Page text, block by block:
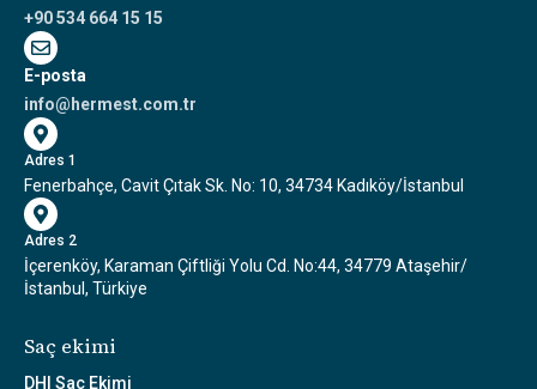
+90 534 664 15 15
E-posta
info@hermest.com.tr
Adres 1
Fenerbahçe, Cavit Çıtak Sk. No: 10, 34734 Kadıköy/İstanbul
Adres 2
İçerenköy, Karaman Çiftliği Yolu Cd. No:44, 34779 Ataşehir/
İstanbul, Türkiye
Saç ekimi
DHI Saç Ekimi